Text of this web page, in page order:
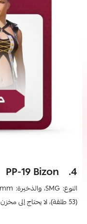
4. PP-19 Bizon
(53 طلقة)، لا يحتاج إلى مخزن إضافي، ومثالي للهجوم المستمر.